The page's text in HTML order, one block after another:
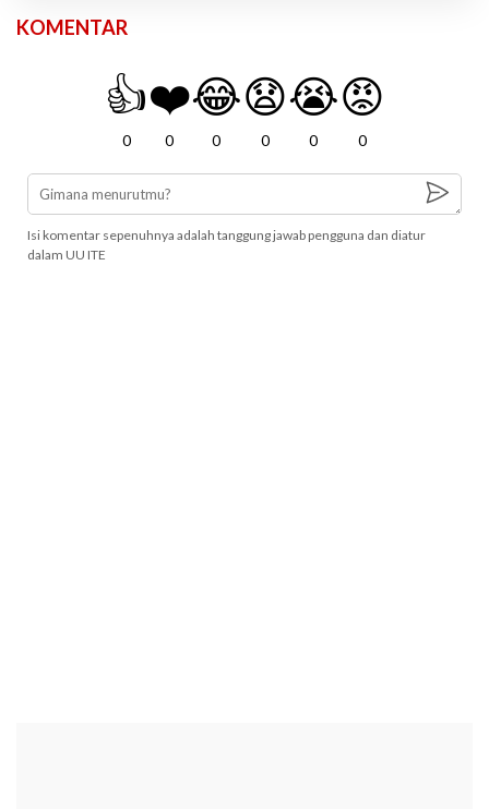
KOMENTAR
👍
0
❤️
0
😂
0
😧
0
😭
0
😡
0
Isi komentar sepenuhnya adalah tanggung jawab pengguna dan diatur
dalam UU ITE